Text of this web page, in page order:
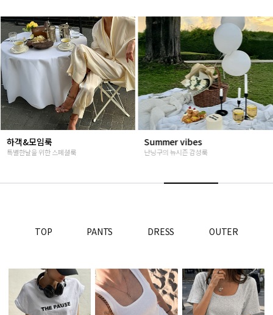
하객&모임룩
특별한날을 위한 스페셜룩
Summer vibes
난닝구의 뉴시즌 감성룩
TOP PANTS DRESS OUTER